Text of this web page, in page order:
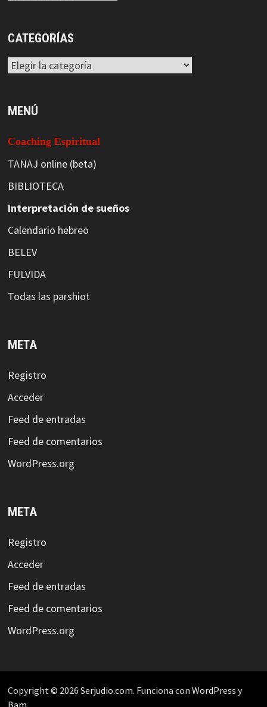
CATEGORÍAS
Categorías
MENÚ
Coaching Espiritual
TANAJ online (beta)
BIBLIOTECA
Interpretación de sueños
Calendario hebreo
BELEV
FULVIDA
Todas las parshiot
META
Registro
Acceder
Feed de entradas
Feed de comentarios
WordPress.org
META
Registro
Acceder
Feed de entradas
Feed de comentarios
WordPress.org
Copyright © 2026 Serjudio.com. Funciona con WordPress y